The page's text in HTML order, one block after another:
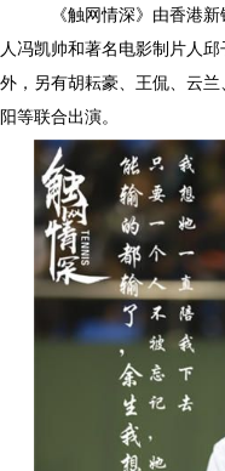
《触网情深》由香港新
人冯凯帅和著名电影制片人
外，另有胡耘豪、王侃、云
阳等联合出演。